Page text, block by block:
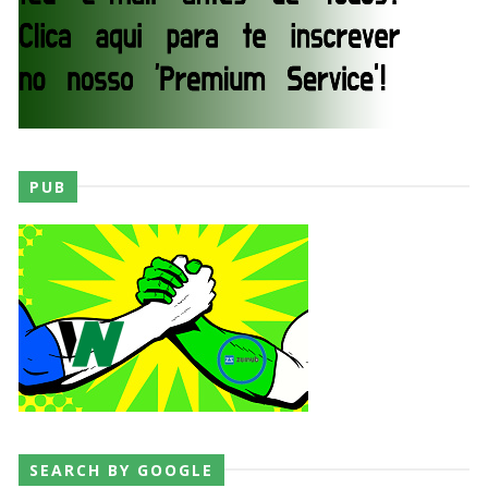
Agente livre de peso: Kairi Sane revela inúmeras
propostas após saída da WWE e pondera o
SCSA867
WWE: Regresso de Stephanie Vaquer foi adiado
por várias semanas
SCSA867-Aug 06 2026
ESTAGNAÇÃO NO MAIN EVENT? Triple H
responde a críticas e deixa aviso claro aos
Unknown-Aug 06 2026
PUB
SEARCH BY GOOGLE